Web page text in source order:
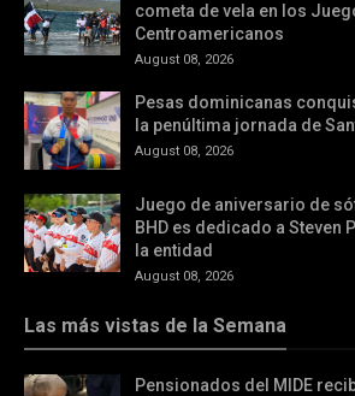
cometa de vela en los
Centroamericanos
August 08, 2026
Pesas dominicanas
la penúltima jornada de
August 08, 2026
Juego de aniversario de
BHD es dedicado a Steven
la entidad
August 08, 2026
Las más vistas de la Semana
Pensionados del MIDE